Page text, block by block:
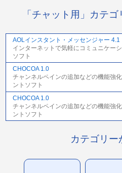
「チャット用」カテ
AOLインスタント・メッセンジャー 4.1
インターネットで気軽にコミュニケー
ソフト
CHOCOA 1.0
チャンネルペインの追加などの機能強
ントソフト
CHOCOA 1.0
チャンネルペインの追加などの機能強
ントソフト
カテゴリー